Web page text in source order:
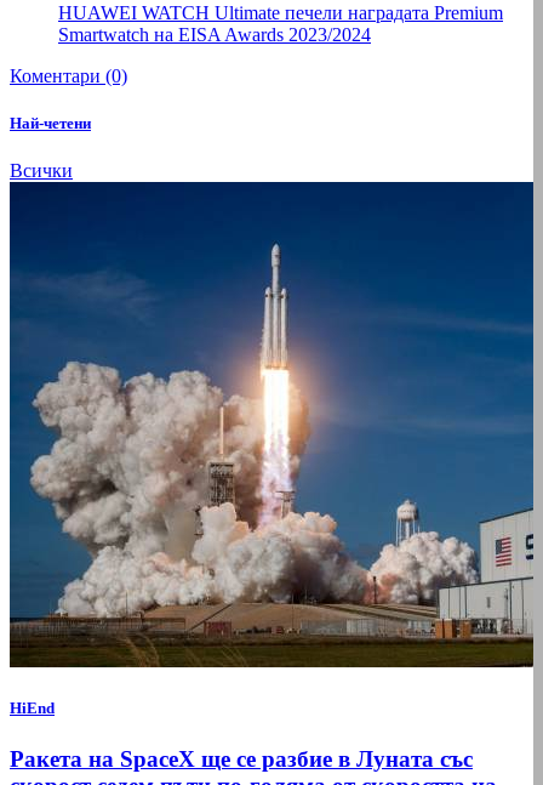
HUAWEI WATCH Ultimate печели наградата Premium
Smartwatch на EISA Awards 2023/2024
Коментари (0)
Най-четени
Всички
HiEnd
Ракета на SpaceX ще се разбие в Луната със